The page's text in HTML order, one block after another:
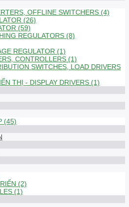
OFFLINE SWITCHERS (4)
(26)
(59)
REGULATORS (8)
REGULATOR (1)
CONTROLLERS (1)
SWITCHES, LOAD DRIVERS
THỊ - DISPLAY DRIVERS (1)
(45)
(2)
(1)